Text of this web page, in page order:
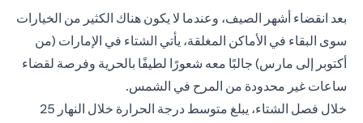
بعد انقضاء أشهر الصيف، وعندما لا يكون هناك الكثير من الخيارات
سوى البقاء في الأماكن المغلقة، يأتي الشتاء في الإمارات (من
أكتوبر إلى مارس) جالبًا معه شعورًا لطيفًا بالحرية وفرصة لقضاء
ساعات غير محدودة من المرح في الشمس.
خلال فصل الشتاء، يبلغ متوسط درجة الحرارة خلال النهار 25